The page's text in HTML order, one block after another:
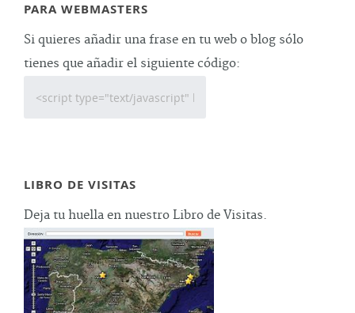
PARA WEBMASTERS
Si quieres añadir una frase en tu web o blog sólo
tienes que añadir el siguiente código:
LIBRO DE VISITAS
Deja tu huella en nuestro Libro de Visitas.